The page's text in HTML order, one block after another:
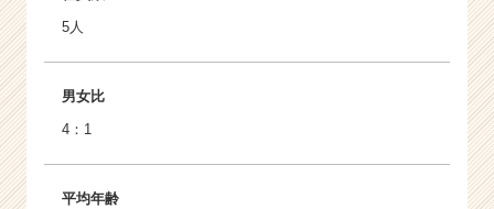
5人
男女比
4：1
平均年齢